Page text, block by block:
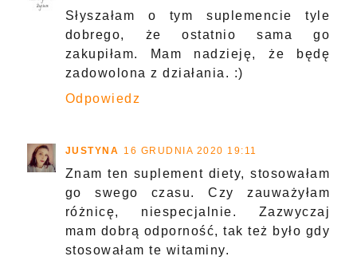
Słyszałam o tym suplemencie tyle
dobrego, że ostatnio sama go
zakupiłam. Mam nadzieję, że będę
zadowolona z działania. :)
Odpowiedz
JUSTYNA 16 GRUDNIA 2020 19:11
Znam ten suplement diety, stosowałam
go swego czasu. Czy zauważyłam
różnicę, niespecjalnie. Zazwyczaj
mam dobrą odporność, tak też było gdy
stosowałam te witaminy.